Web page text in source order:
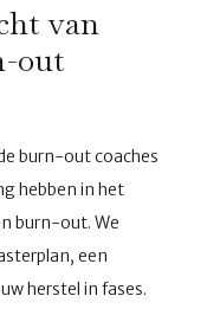
van
out
burn-out coaches
hebben in het
burn-out. We
een
herstel in fases.